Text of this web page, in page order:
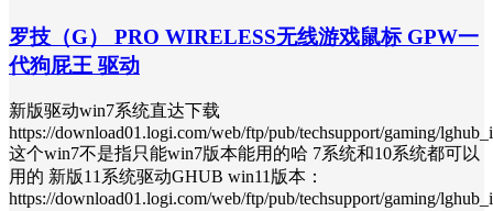
罗技（G） PRO WIRELESS无线游戏鼠标 GPW一
代狗屁王 驱动
新版驱动win7系统直达下载
https://download01.logi.com/web/ftp/pub/techsupport/gaming/
这个win7不是指只能win7版本能用的哈 7系统和10系统都可以
用的 新版11系统驱动GHUB win11版本：
https://download01.logi.com/web/ftp/pub/techsupport/gaming/